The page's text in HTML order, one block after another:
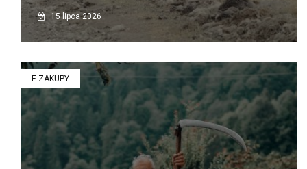
15 lipca 2026
E-ZAKUPY